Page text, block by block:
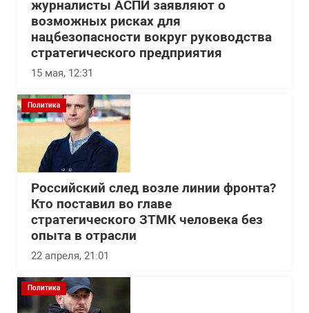
журналисты АСПИ заявляют о
возможных рисках для
нацбезопасности вокруг руководства
стратегического предприятия
15 мая, 12:31
Политика
Российский след возле линии фронта?
Кто поставил во главе
стратегического ЗТМК человека без
опыта в отрасли
22 апреля, 21:01
Политика